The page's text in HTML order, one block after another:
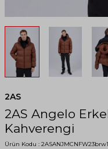
2AS
2AS Angelo
Kahverengi
Ürün Kodu : 2ASANJMCNFW23brw1